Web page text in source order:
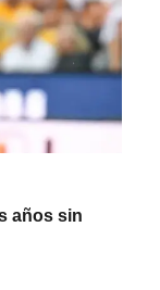
años sin